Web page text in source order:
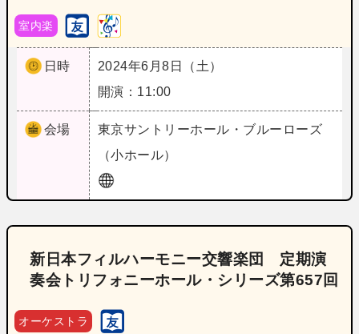
室内楽
日時
2024年6月8日（土）
開演：11:00
会場 東京サントリーホール・ブルーローズ
（小ホール）
新日本フィルハーモニー交響楽団 定期演
奏会トリフォニーホール・シリーズ第657回
オーケストラ